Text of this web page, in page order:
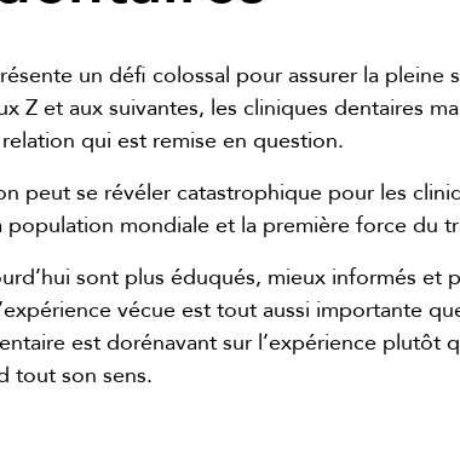
un défi colossal pour assurer la
Z et aux suivantes, les cliniques dentaires
qui est remise en question.
peut se révéler catastrophique pour les
mondiale et la première force du
sont plus éduqués, mieux informés et
vécue est tout aussi importante
est dorénavant sur l’expérience plutôt
tout son sens.